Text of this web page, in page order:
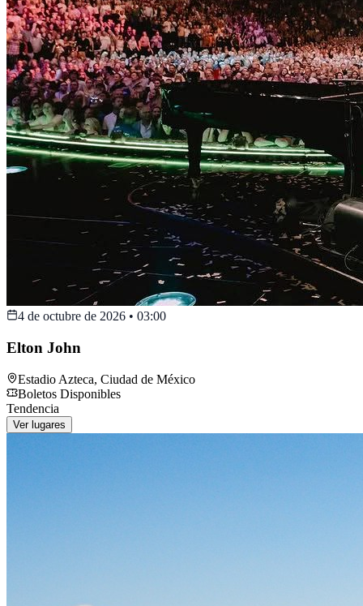
4 de octubre de 2026 • 03:00
Elton John
Estadio Azteca, Ciudad de México
Boletos Disponibles
Tendencia
Ver lugares